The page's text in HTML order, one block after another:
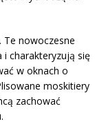
. Te nowoczesne
i charakteryzują się
w oknach o
moskitiery
zachować